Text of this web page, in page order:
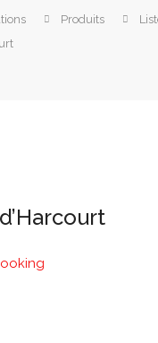
Produits